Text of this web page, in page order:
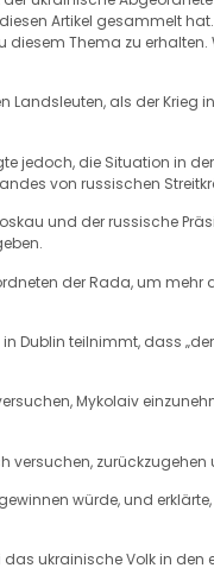
Artikel gesammelt
Thema zu erhalten.
Landsleuten, als der Krieg
jedoch, die Situation in
von russischen
und der russische
der Rada, um mehr
Dublin teilnimmt, dass
Mykolaiv
zurückzugehen
würde, und
ukrainische Volk in